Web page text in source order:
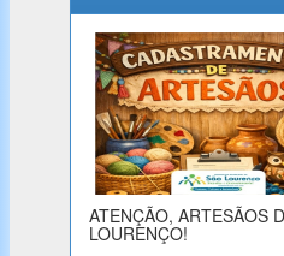
ATENÇÃO, ARTESÃOS
LOURENÇO!